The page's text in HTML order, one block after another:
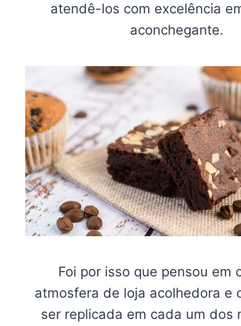
atendê-los com excelência
aconchegante.
Foi por isso que pensou em
atmosfera de loja acolhedora e
ser replicada em cada um dos